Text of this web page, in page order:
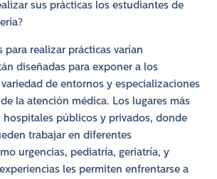
sus prácticas los estudiantes de
para realizar prácticas varían
diseñadas para exponer a los
de entornos y especializaciones
la atención médica. Los lugares más
hospitales públicos y privados, donde
trabajar en diferentes
urgencias, pediatría, geriatría, y
les permiten enfrentarse a